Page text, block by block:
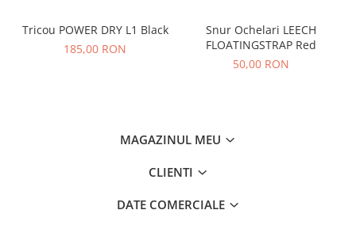
Tricou POWER DRY L1 Black
185,00 RON
Snur Ochelari LEECH
FLOATINGSTRAP Red
50,00 RON
MAGAZINUL MEU
CLIENTI
DATE COMERCIALE